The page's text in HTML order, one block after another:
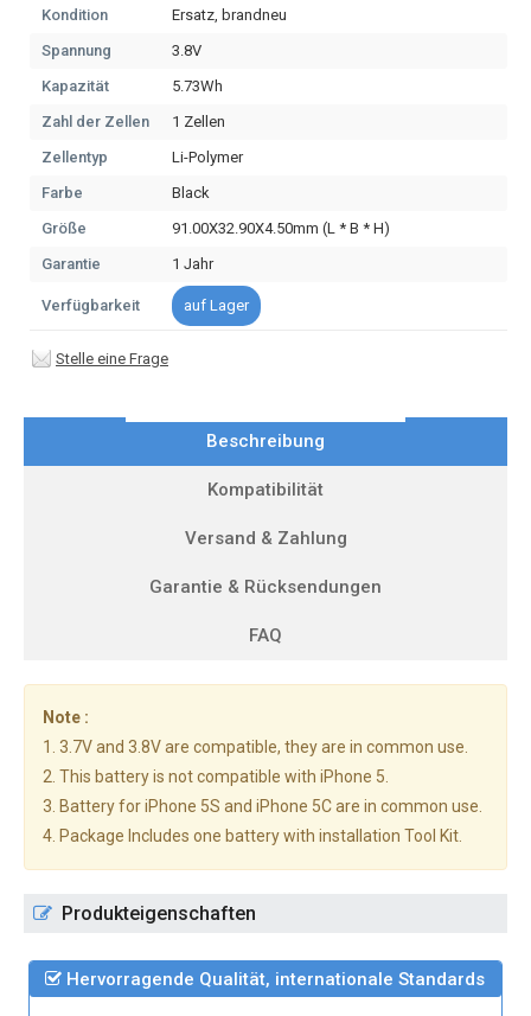
Kondition
Ersatz, brandneu
Spannung
3.8V
Kapazität
5.73Wh
Zahl der Zellen
1 Zellen
Zellentyp
Li-Polymer
Farbe
Black
Größe
91.00X32.90X4.50mm (L * B * H)
Garantie
1 Jahr
Verfügbarkeit auf Lager
Stelle eine Frage
Beschreibung
Kompatibilität
Versand & Zahlung
Garantie & Rücksendungen
FAQ
Note :
1. 3.7V and 3.8V are compatible, they are in common use.
2. This battery is not compatible with iPhone 5.
3. Battery for iPhone 5S and iPhone 5C are in common use.
4. Package Includes one battery with installation Tool Kit.
Produkteigenschaften
Hervorragende Qualität, internationale Standards